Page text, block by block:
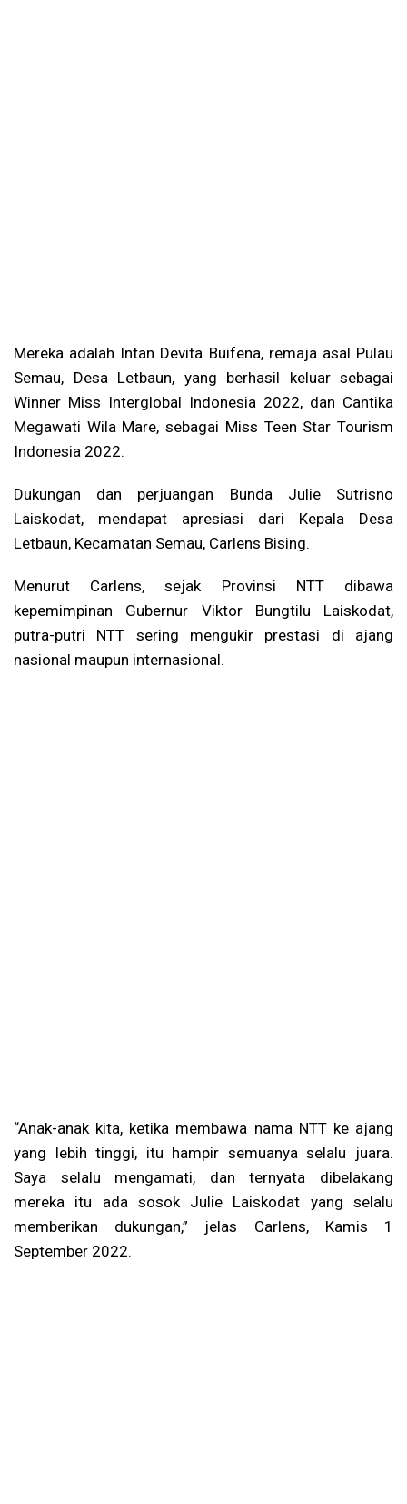
Mereka adalah Intan Devita Buifena, remaja asal Pulau
Semau, Desa Letbaun, yang berhasil keluar sebagai
Winner Miss Interglobal Indonesia 2022, dan Cantika
Megawati Wila Mare, sebagai Miss Teen Star Tourism
Indonesia 2022.
Dukungan dan perjuangan Bunda Julie Sutrisno
Laiskodat, mendapat apresiasi dari Kepala Desa
Letbaun, Kecamatan Semau, Carlens Bising.
Menurut Carlens, sejak Provinsi NTT dibawa
kepemimpinan Gubernur Viktor Bungtilu Laiskodat,
putra-putri NTT sering mengukir prestasi di ajang
nasional maupun internasional.
“Anak-anak kita, ketika membawa nama NTT ke ajang
yang lebih tinggi, itu hampir semuanya selalu juara.
Saya selalu mengamati, dan ternyata dibelakang
mereka itu ada sosok Julie Laiskodat yang selalu
memberikan dukungan,” jelas Carlens, Kamis 1
September 2022.